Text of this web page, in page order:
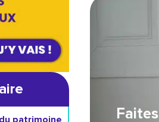
patrimoine